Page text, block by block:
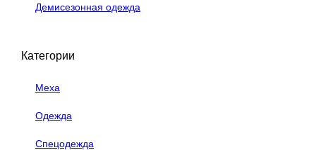
Демисезонная одежда
Категории
Меха
Одежда
Спецодежда